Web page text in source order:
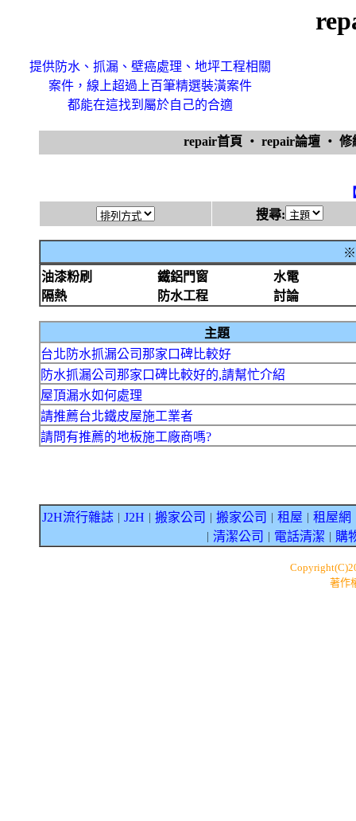
提供防水、抓漏、壁癌處理、地坪工程相關
案件，線上超過上百筆精選裝潢案件
都能在這找到屬於自己的合適
repair首頁 ‧ repair論壇 ‧
搜尋:
※
油漆粉刷
鐵鋁門窗
水電
隔熱
防水工程 討論
主題
台北防水抓漏公司那家口碑比較好
防水抓漏公司那家口碑比較好的,請幫忙介紹
屋頂漏水如何處理
請推薦台北鐵皮屋施工業者
請問有推薦的地板施工廠商嗎?
J2H流行雜誌 J2H 搬家公司 搬家公司 租屋 租屋網
清潔公司 電話清潔 購
著作